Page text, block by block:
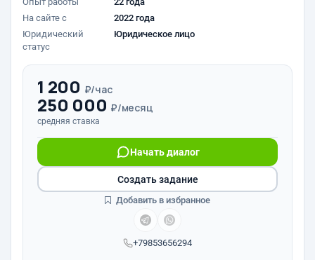
На сайте с
2022 года
Юридический
статус
Юридическое лицо
1 200 ₽/час
250 000 ₽/месяц
средняя ставка
+79853656294
Начать диалог
Создать задание
Добавить в избранное